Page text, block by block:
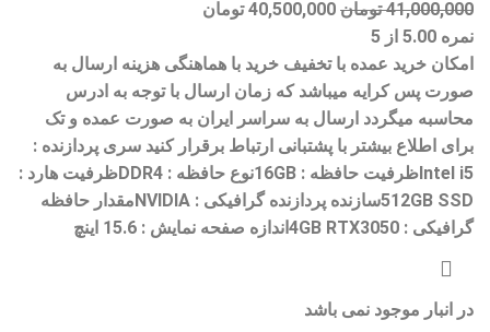
41,000,000 تومان 40,500,000 تومان
نمره 5.00 از 5
امکان خرید عمده با تخفیف خرید با هماهنگی هزینه ارسال به
صورت پس کرایه میباشد که زمان ارسال با توجه به ادرس
محاسبه میگردد ارسال به سراسر ایران به صورت عمده و تک
برای اطلاع بیشتر با پشتبانی ارتباط برقرار کنید سری پردازنده :
Intel i5ظرفیت حافظه : 16GBنوع حافظه : DDR4ظرفیت هارد :
512GB SSDسازنده پردازنده گرافیکی : NVIDIAمقدار حافظه
گرافیکی : 4GB RTX3050اندازه صفحه نمایش : 15.6 اینچ
در انبار موجود نمی باشد